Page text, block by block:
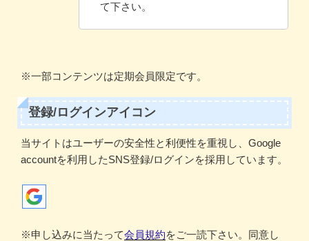
て下さい。
※一部コンテンツは定期会員限定です。
登録/ログインアイコン
当サイトはユーザーの安全性と利便性を重視し、Google
accountを利用したSNS登録/ログインを採用しています。
※申し込みに当たって会員規約をご一読下さい。同意し